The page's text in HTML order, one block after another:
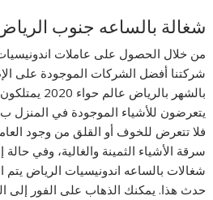
شغالة بالساعه جنوب
من خلال الحصول على عاملات اندونيسيات
شركتنا أفضل الشركات الموجودة على
بالشهر بالرياض
يتعرضون للأشياء الموجودة في المنزل
فلا تتعرض للخوف أو القلق من وجود
سرقة الأشياء الثمينة والغالية، وفي
شغالات بالساعه اندونيسيات الرياض يتم
حدث هذا. يمكنك الذهاب على الفور